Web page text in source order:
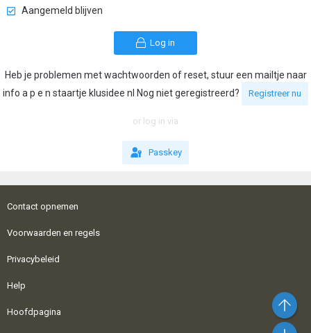
Aangemeld blijven
Log in
Heb je problemen met wachtwoorden of reset, stuur een mailtje naar
info a p e n staartje klusidee nl Nog niet geregistreerd?
Registreer nu
or log in via
Passkey
Contact opnemen
Voorwaarden en regels
Privacybeleid
Help
Hoofdpagina